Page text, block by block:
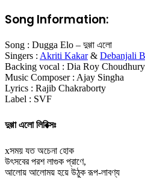
Song Information:
Song : Dugga Elo – দুগ্গা এলো
Singers : Akriti Kakar& Debanjali
Backing vocal : Dia Roy Choudhury
Music Composer : Ajay Singha
Lyrics : Rajib Chakraborty
Label : SVF
দুগ্গা এলো লিরিক্সঃ
xসময় যত অচেনা হোক
উৎসবের পরশ লাগুক প্রাণে,
আলোয় আলোময় হয়ে উঠুক রূপ-লাবণ্য